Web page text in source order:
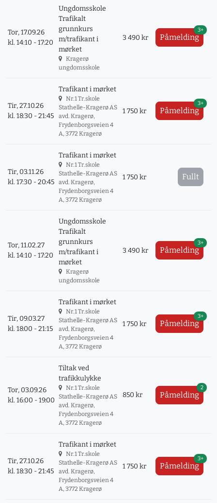
Tor, 17.09.26
kl. 14:10 - 17:20
Ungdomsskole
Trafikalt
grunnkurs
m/trafikant i
mørket
Kragerø
ungdomsskole
3 490 kr Påmelding
3+
Tir, 27.10.26
kl. 18:30 - 21:45
Trafikant i mørket
Nr.1 Tr.skole
Stathelle-Kragerø AS
avd. Kragerø,
Frydenborgsveien 4
A, 3772 Kragerø
1 750 kr Påmelding
3+
Tir, 03.11.26
kl. 17:30 - 20:45
Trafikant i mørket
Nr.1 Tr.skole
Stathelle-Kragerø AS
avd. Kragerø,
Frydenborgsveien 4
A, 3772 Kragerø
1 750 kr Fullt
Tor, 11.02.27
kl. 14:10 - 17:20
Ungdomsskole
Trafikalt
grunnkurs
m/trafikant i
mørket
Kragerø
ungdomsskole
3 490 kr Påmelding
3+
Tir, 09.03.27
kl. 18:00 - 21:15
Trafikant i mørket
Nr.1 Tr.skole
Stathelle-Kragerø AS
avd. Kragerø,
Frydenborgsveien 4
A, 3772 Kragerø
1 750 kr Påmelding
3+
Tor, 03.09.26
kl. 16:00 - 19:00
Tiltak ved
trafikkulykke
Nr.1 Tr.skole
Stathelle-Kragerø AS
avd. Kragerø,
Frydenborgsveien 4
A, 3772 Kragerø
850 kr Påmelding
2
Tir, 27.10.26
kl. 18:30 - 21:45
Trafikant i mørket
Nr.1 Tr.skole
Stathelle-Kragerø AS
avd. Kragerø,
Frydenborgsveien 4
A, 3772 Kragerø
1 750 kr Påmelding
3+